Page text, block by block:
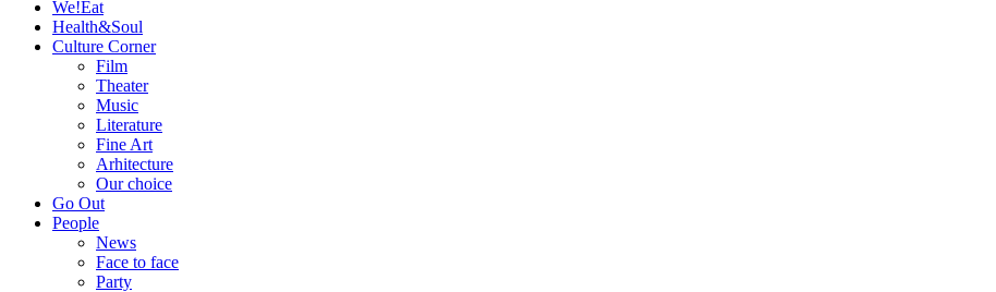
We!Eat
Health&Soul
Culture Corner
Film
Theater
Music
Literature
Fine Art
Arhitecture
Our choice
Go Out
People
News
Face to face
Party